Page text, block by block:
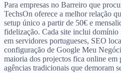
Para empresas no Barreiro que
TechsOn oferece a melhor relação
setup único a partir de 50€ e
fidelização. Cada site inclui
em servidores portugueses, SEO
configuração de Google Meu
maioria dos projectos fica online em
agências tradicionais que demoram